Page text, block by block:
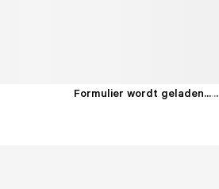
Formulier wordt geladen......